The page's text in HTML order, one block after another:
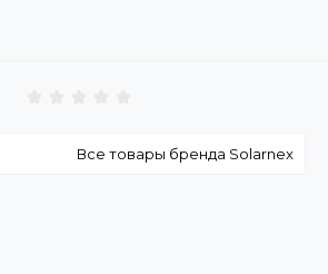
Все товары бренда Solarnex